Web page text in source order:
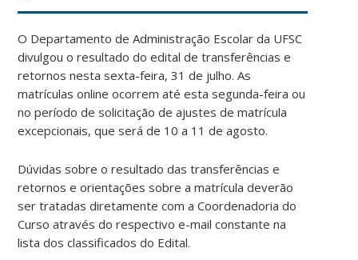
O Departamento de Administração Escolar da UFSC
divulgou o resultado do edital de transferências e
retornos nesta sexta-feira, 31 de julho. As
matrículas online ocorrem até esta segunda-feira ou
no período de solicitação de ajustes de matrícula
excepcionais, que será de 10 a 11 de agosto.
Dúvidas sobre o resultado das transferências e
retornos e orientações sobre a matrícula deverão
ser tratadas diretamente com a Coordenadoria do
Curso através do respectivo e-mail constante na
lista dos classificados do Edital.